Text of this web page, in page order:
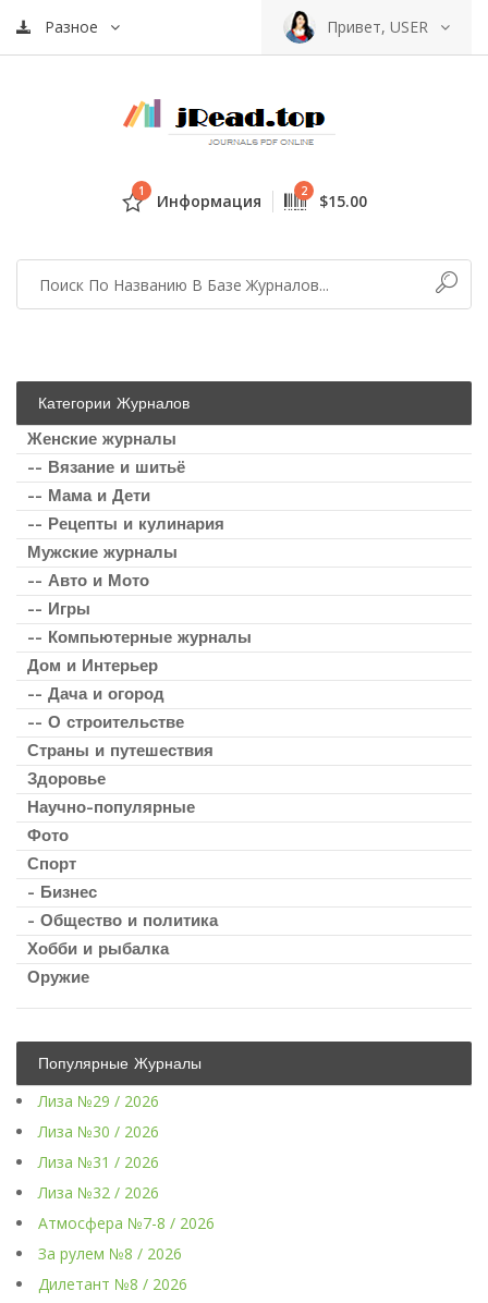
Разное Привет, USER
1 Информация 2 $15.00
Категории Журналов
Женские журналы
-- Вязание и шитьё
-- Мама и Дети
-- Рецепты и кулинария
Мужские журналы
-- Авто и Мото
-- Игры
-- Компьютерные журналы
Дом и Интерьер
-- Дача и огород
-- О строительстве
Страны и путешествия
Здоровье
Научно-популярные
Фото
Спорт
- Бизнес
- Общество и политика
Хобби и рыбалка
Оружие
Популярные Журналы
Лиза №29 / 2026
Лиза №30 / 2026
Лиза №31 / 2026
Лиза №32 / 2026
Атмосфера №7-8 / 2026
За рулем №8 / 2026
Дилетант №8 / 2026